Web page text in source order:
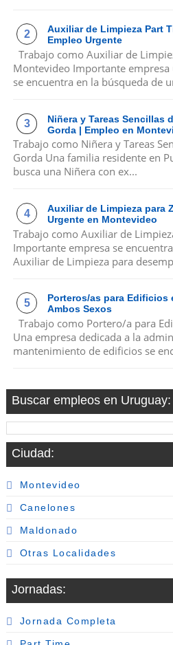
Auxiliar de Limpieza Part
Empleo Urgente
Trabajo como Auxiliar de
Montevideo Importante
se encuentra en la búsqueda de
Niñera y Tareas Sencillas
Gorda | Empleo en
Trabajo como Niñera y Tareas
Gorda Una familia residente en
busca una Niñera con ex...
Auxiliar de Limpieza para
Urgente en Montevideo
Trabajo como Auxiliar de
Importante empresa se
Auxiliar de Limpieza para
Porteros/as para Edificios
Ambos Sexos
Trabajo como Portero/a para
Una empresa dedicada a la
mantenimiento de edificios se
Buscar empleos en Uruguay:
Ciudad:
Montevideo
Canelones
Maldonado
Otras Localidades
Jornadas:
Jornada Completa